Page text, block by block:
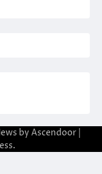
by Ascendoor
.